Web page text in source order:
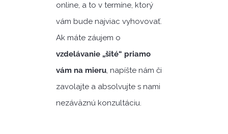
online, a to v termíne, ktorý
vám bude najviac vyhovovať.
Ak máte záujem o
vzdelávanie „šité“ priamo
vám na mieru, napíšte nám či
zavolajte a absolvujte s nami
nezáväznú konzultáciu.